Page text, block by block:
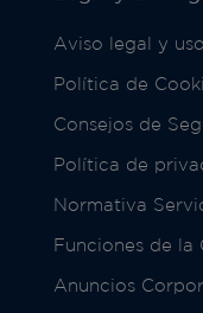
Aviso legal y
Política de
Consejos de
Política de
Normativa
Funciones de la
Anuncios